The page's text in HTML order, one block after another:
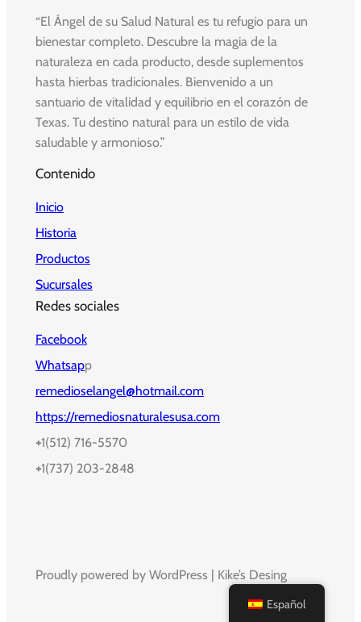
“El Ángel de su Salud Natural es tu refugio para un
bienestar completo. Descubre la magia de la
naturaleza en cada producto, desde suplementos
hasta hierbas tradicionales. Bienvenido a un
santuario de vitalidad y equilibrio en el corazón de
Texas. Tu destino natural para un estilo de vida
saludable y armonioso.”
Contenido
Inicio
Historia
Productos
Sucursales
Redes sociales
Facebook
Whatsapp
remedioselangel@hotmail.com
https://remediosnaturalesusa.com
+1(512) 716-5570
+1(737) 203-2848
Proudly powered by WordPress | Kike’s Desing
Español